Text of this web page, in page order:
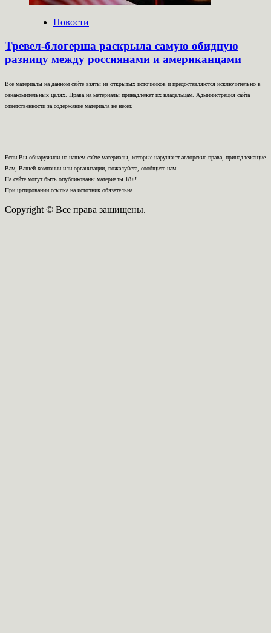
Новости
Тревел-блогерша раскрыла самую обидную
разницу между россиянами и американцами
Все материалы на данном сайте взяты из открытых источников и предоставляются исключительно в
ознакомительных целях. Права на материалы принадлежат их владельцам. Администрация сайта
ответственности за содержание материала не несет.
Если Вы обнаружили на нашем сайте материалы, которые нарушают авторские права, принадлежащие
Вам, Вашей компании или организации, пожалуйста, сообщите нам.
На сайте могут быть опубликованы материалы 18+!
При цитировании ссылка на источник обязательна.
Copyright © Все права защищены.